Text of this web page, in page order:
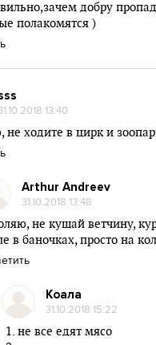
добру
полакомятся )
13:40
не ходите в цирк и
Arthur Andreev
31.10.2018 13:48
не кушай ветчину,
в баночках, просто на
Коала
31.10.2018 15:22
1. не все едят мясо